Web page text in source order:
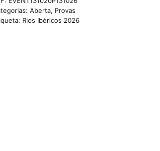
Aberta, Provas
Rios Ibéricos 2026